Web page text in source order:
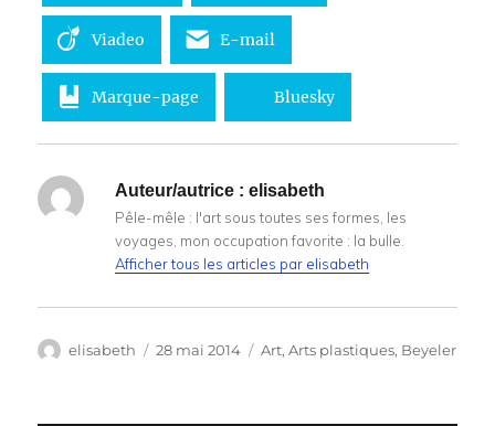
Viadeo E-mail
Marque-page Bluesky
Auteur/autrice : elisabeth
Pêle-mêle : l'art sous toutes ses formes, les
voyages, mon occupation favorite : la bulle.
Afficher tous les articles par elisabeth
Auteur
elisabeth
Publié
28 mai 2014 Catégories
Art,Arts plastiques, Beyeler